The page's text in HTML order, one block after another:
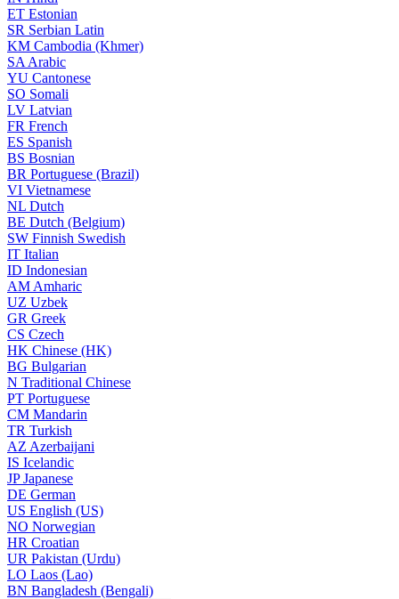
ET Estonian
SR Serbian Latin
KM Cambodia (Khmer)
SA Arabic
YU Cantonese
SO Somali
LV Latvian
FR French
ES Spanish
BS Bosnian
BR Portuguese (Brazil)
VI Vietnamese
NL Dutch
BE Dutch (Belgium)
SW Finnish Swedish
IT Italian
ID Indonesian
AM Amharic
UZ Uzbek
GR Greek
CS Czech
HK Chinese (HK)
BG Bulgarian
N Traditional Chinese
PT Portuguese
CM Mandarin
TR Turkish
AZ Azerbaijani
IS Icelandic
JPJapanese
DE German
US English (US)
NO Norwegian
HR Croatian
UR Pakistan (Urdu)
LO Laos (Lao)
BN Bangladesh (Bengali)